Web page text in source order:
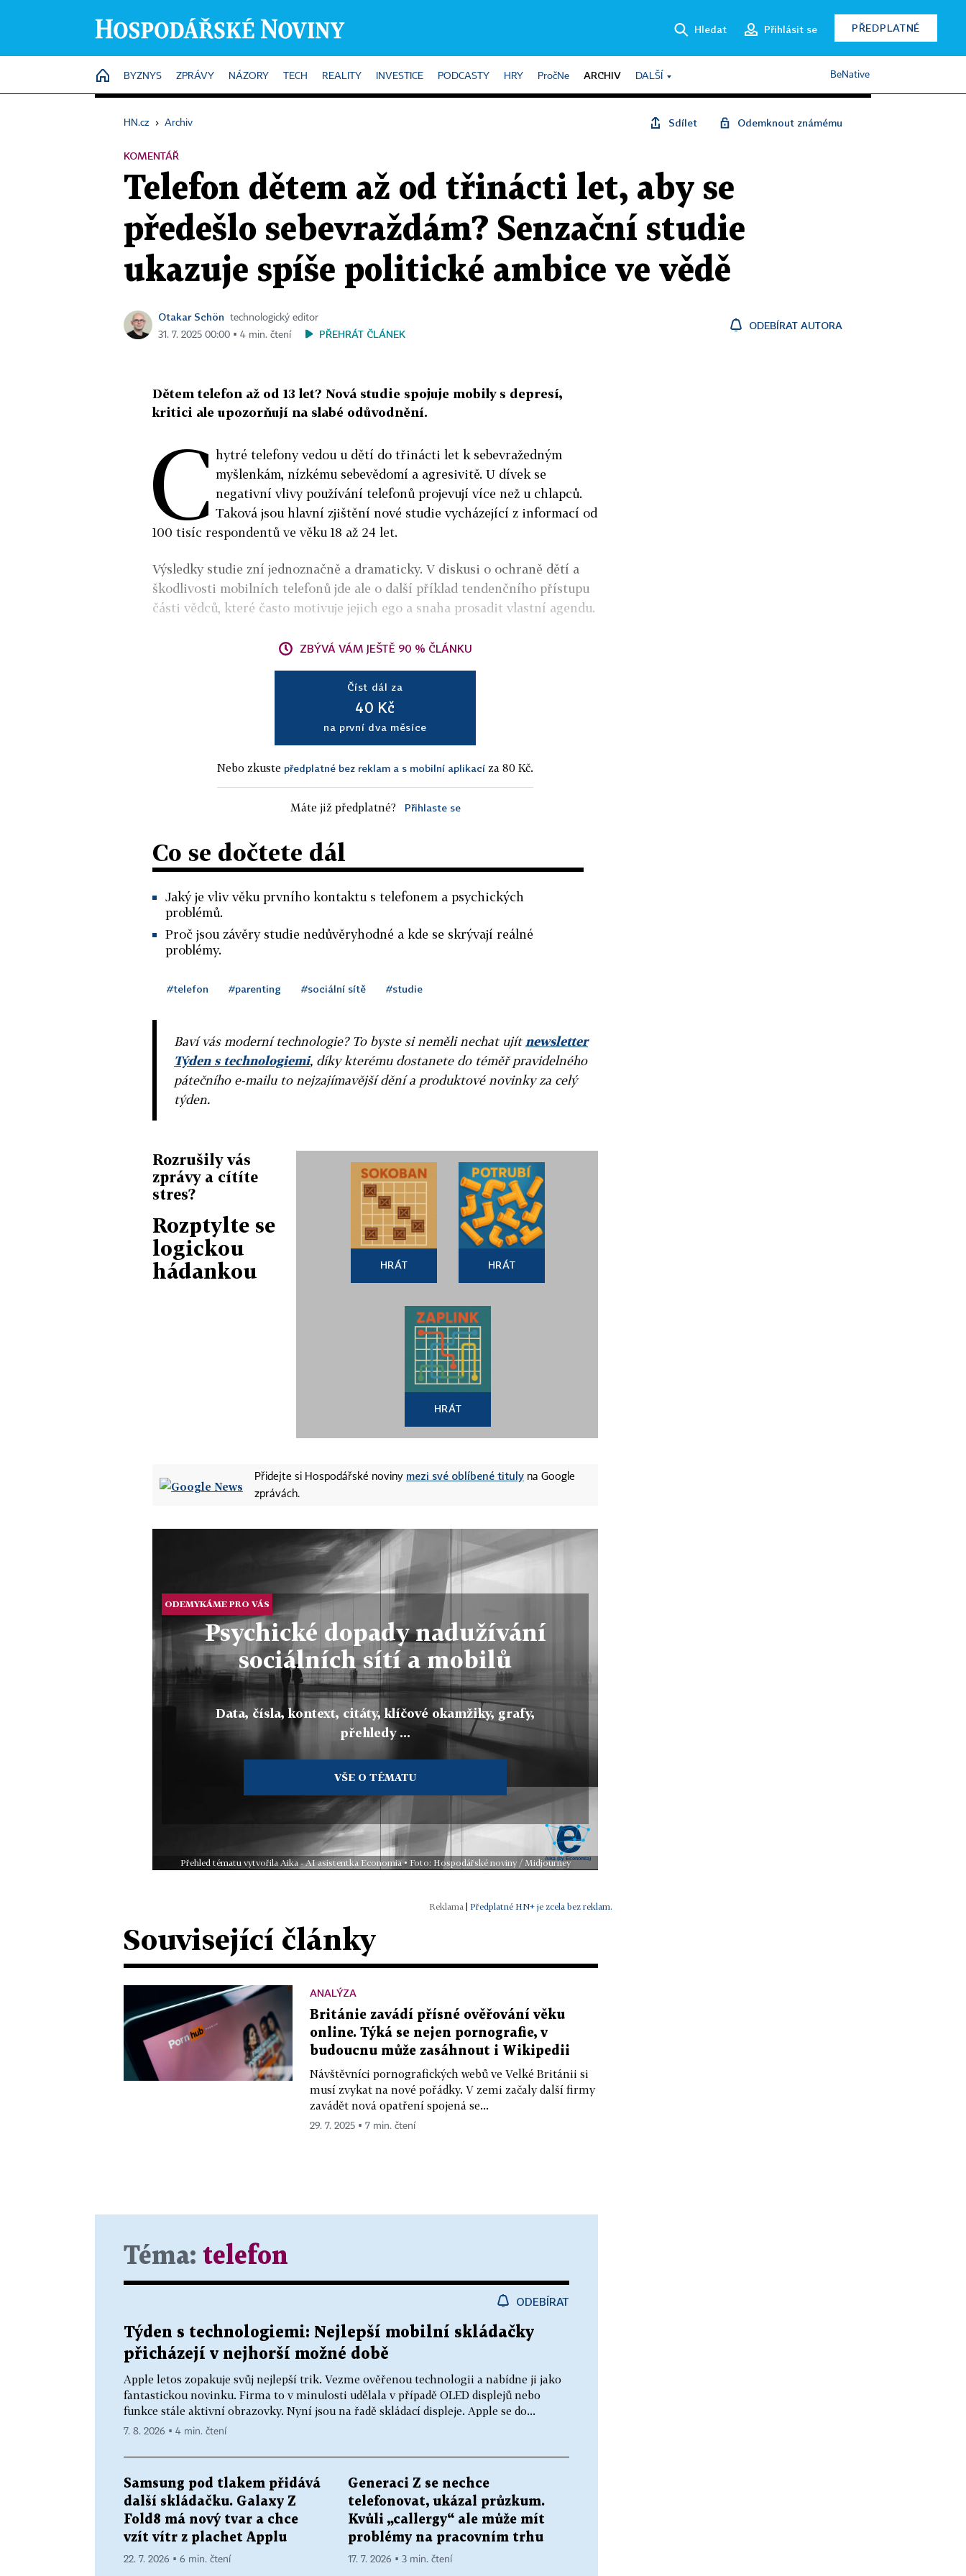
Hledat Přihlásit se PŘEDPLATNÉ
HOME
BYZNYS ZPRÁVY NÁZORY TECH REALITY INVESTICE PODCASTY HRY PročNe ARCHIV DALŠÍ BeNative
HN.cz › Archiv Sdílet Odemknout známému
KOMENTÁŘ
Telefon dětem až od třinácti let, aby se
předešlo sebevraždám? Senzační studie
ukazuje spíše politické ambice ve vědě
Otakar Schön
technologický editor
31. 7. 2025 00:00 ▪ 4 min. čtení
PŘEHRÁT ČLÁNEK
ODEBÍRAT AUTORA
Dětem telefon až od 13 let? Nová studie spojuje mobily s depresí,
kritici ale upozorňují na slabé odůvodnění.
C hytré telefony vedou u dětí do třinácti let k sebevražedným
myšlenkám, nízkému sebevědomí a agresivitě. U dívek se
negativní vlivy používání telefonů projevují více než u chlapců.
Taková jsou hlavní zjištění nové studie vycházející z informací od
100 tisíc respondentů ve věku 18 až 24 let.
Výsledky studie zní jednoznačně a dramaticky. V diskusi o ochraně dětí a
škodlivosti mobilních telefonů jde ale o další příklad tendenčního přístupu
části vědců, které často motivuje jejich ego a snaha prosadit vlastní agendu.
ZBÝVÁ VÁM JEŠTĚ 90 % ČLÁNKU
Číst dál za
40 Kč
na první dva měsíce
Nebo zkuste předplatné bez reklam a s mobilní aplikací za 80 Kč.
Máte již předplatné? Přihlaste se
Co se dočtete dál
Jaký je vliv věku prvního kontaktu s telefonem a psychických
problémů.
Proč jsou závěry studie nedůvěryhodné a kde se skrývají reálné
problémy.
#telefon #parenting #sociální sítě #studie
Baví vás moderní technologie? To byste si neměli nechat ujít newsletter
Týden s technologiemi, díky kterému dostanete do téměř pravidelného
pátečního e-mailu to nejzajímavější dění a produktové novinky za celý
týden.
Rozrušily vás
zprávy a cítíte
stres?
Rozptylte se
logickou
hádankou
HRÁT HRÁT
HRÁT
Přidejte si Hospodářské noviny mezi své oblíbené tituly na Google
zprávách.
ODEMYKÁME PRO VÁS
Psychické dopady nadužívání
sociálních sítí a mobilů
Data, čísla, kontext, citáty, klíčové okamžiky, grafy,
přehledy ...
VŠE O TÉMATU
Přehled tématu vytvořila Aika - AI asistentka Economia • Foto: Hospodářské noviny / Midjourney
Předplatné HN+ je zcela bez reklam.
Související články
ANALÝZA
Británie zavádí přísné ověřování věku
online. Týká se nejen pornografie, v
budoucnu může zasáhnout i Wikipedii
Návštěvníci pornografických webů ve Velké Británii si
musí zvykat na nové pořádky. V zemi začaly další firmy
zavádět nová opatření spojená se...
29. 7. 2025 ▪ 7 min. čtení
Téma: telefon
ODEBÍRAT
Týden s technologiemi: Nejlepší mobilní skládačky
přicházejí v nejhorší možné době
Apple letos zopakuje svůj nejlepší trik. Vezme ověřenou technologii a nabídne ji jako
fantastickou novinku. Firma to v minulosti udělala v případě OLED displejů nebo
funkce stále aktivní obrazovky. Nyní jsou na řadě skládací displeje. Apple se do...
7. 8. 2026 ▪ 4 min. čtení
Samsung pod tlakem přidává
další skládačku. Galaxy Z
Fold8 má nový tvar a chce
vzít vítr z plachet Applu
22. 7. 2026 ▪ 6 min. čtení
Generaci Z se nechce
telefonovat, ukázal průzkum.
Kvůli „callergy“ ale může mít
problémy na pracovním trhu
17. 7. 2026 ▪ 3 min. čtení